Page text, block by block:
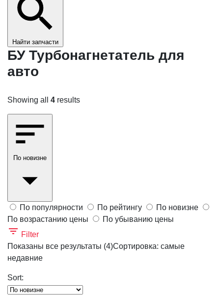
Найти запчасти
БУ Турбонагнетатель для
авто
Showing all 4 results
По новизне
По популярности По рейтингу
По новизне
По возрастанию цены
По убыванию цены
Filter
Показаны все результаты (4)Сортировка: самые
недавние
Sort: